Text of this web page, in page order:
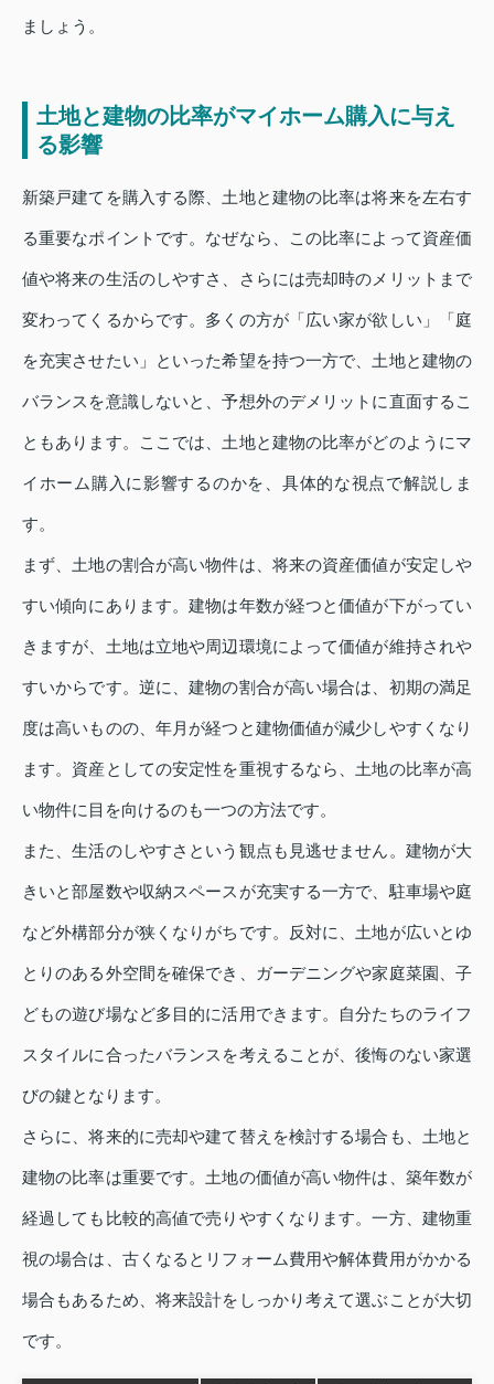
ましょう。
土地と建物の比率がマイホーム購入に与え
る影響
新築戸建てを購入する際、土地と建物の比率は将来を左右す
る重要なポイントです。なぜなら、この比率によって資産価
値や将来の生活のしやすさ、さらには売却時のメリットまで
変わってくるからです。多くの方が「広い家が欲しい」「庭
を充実させたい」といった希望を持つ一方で、土地と建物の
バランスを意識しないと、予想外のデメリットに直面するこ
ともあります。ここでは、土地と建物の比率がどのようにマ
イホーム購入に影響するのかを、具体的な視点で解説しま
す。
まず、土地の割合が高い物件は、将来の資産価値が安定しや
すい傾向にあります。建物は年数が経つと価値が下がってい
きますが、土地は立地や周辺環境によって価値が維持されや
すいからです。逆に、建物の割合が高い場合は、初期の満足
度は高いものの、年月が経つと建物価値が減少しやすくなり
ます。資産としての安定性を重視するなら、土地の比率が高
い物件に目を向けるのも一つの方法です。
また、生活のしやすさという観点も見逃せません。建物が大
きいと部屋数や収納スペースが充実する一方で、駐車場や庭
など外構部分が狭くなりがちです。反対に、土地が広いとゆ
とりのある外空間を確保でき、ガーデニングや家庭菜園、子
どもの遊び場など多目的に活用できます。自分たちのライフ
スタイルに合ったバランスを考えることが、後悔のない家選
びの鍵となります。
さらに、将来的に売却や建て替えを検討する場合も、土地と
建物の比率は重要です。土地の価値が高い物件は、築年数が
経過しても比較的高値で売りやすくなります。一方、建物重
視の場合は、古くなるとリフォーム費用や解体費用がかかる
場合もあるため、将来設計をしっかり考えて選ぶことが大切
です。